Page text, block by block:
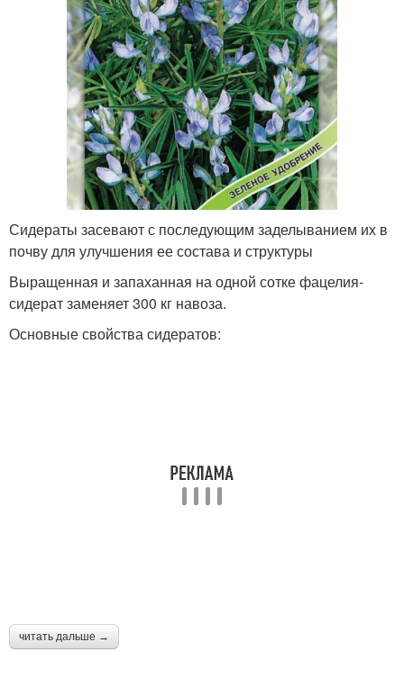
Сидераты засевают с последующим заделыванием их в
почву для улучшения ее состава и структуры
Выращенная и запаханная на одной сотке фацелия-
сидерат заменяет 300 кг навоза.
Основные свойства сидератов:
читать дальше →